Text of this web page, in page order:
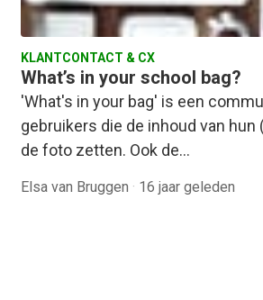
KLANTCONTACT & CX
What’s in your school bag?
'What's in your bag' is een
gebruikers die de inhoud van hun
de foto zetten. Ook de…
Elsa van Bruggen · 16 jaar geleden